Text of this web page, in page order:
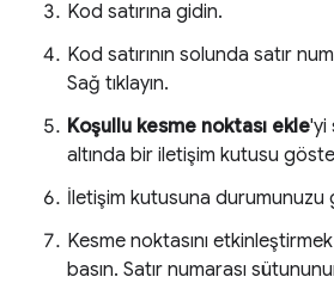
Kod satırına gidin.
Kod satırının solunda satır
Sağ tıklayın.
Koşullu kesme noktası ekle'yi
altında bir iletişim kutusu
İletişim kutusuna durumunuzu
Kesme noktasını
basın. Satır numarası